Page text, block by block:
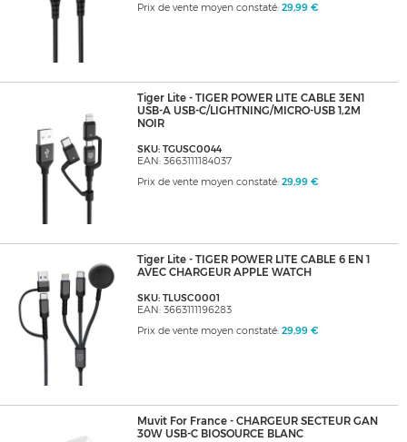
Prix de vente moyen constaté: 29,99 €
Tiger Lite - TIGER POWER LITE CABLE 3EN1
USB-A USB-C/LIGHTNING/MICRO-USB 1,2M
NOIR
SKU: TGUSC0044
EAN: 3663111184037
Prix de vente moyen constaté: 29,99 €
Tiger Lite - TIGER POWER LITE CABLE 6 EN 1
AVEC CHARGEUR APPLE WATCH
SKU: TLUSC0001
EAN: 3663111196283
Prix de vente moyen constaté: 29,99 €
Muvit For France - CHARGEUR SECTEUR GAN
30W USB-C BIOSOURCE BLANC